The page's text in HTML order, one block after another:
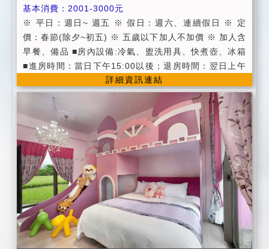
基本消費：2001-3000元
※ 平日：週日~ 週五 ※ 假日：週六、連續假日 ※ 定
價：春節(除夕~初五) ※ 五歲以下加人不加價 ※ 加人含
早餐、備品 ■房內設備:冷氣、盥洗用具、快煮壺、冰箱
■進房時間：當日下午15:00以後；退房時間：翌日上午
11:00以前 ■為維護住宿環境，民宿及房間內請勿吸煙、
飲酒、嚼檳榔，及請勿攜帶寵物，不便處請見諒 ■提供
活力養生早餐服務 ■提供免費wifi(需自備電腦) ■一樓備
有元氣飲水機 ■提供羅東夜市地圖和宜蘭縣各景點旅遊
地圖 ■附設寬廣停車空間 ■提供宜蘭、賞鯨旅遊諮詢服
務
詳細資訊連結